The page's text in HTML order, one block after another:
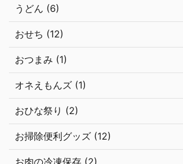
うどん (6)
おせち (12)
おつまみ (1)
オネえもんズ (1)
おひな祭り (2)
お掃除便利グッズ (12)
お肉の冷凍保存 (2)